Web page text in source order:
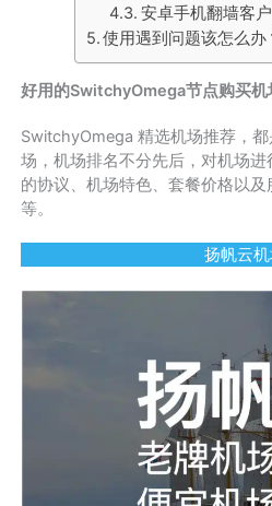
安卓手机翻墙客
使用遇到问题该怎么办
好用的SwitchyOmega节点购买机
SwitchyOmega 精选机场推荐，
场，机场排名不分先后，对机场
的协议、机场特色、套餐价格以
等。
扬帆云